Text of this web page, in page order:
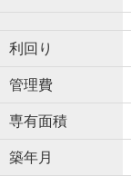
利回り
管理費
専有面積
築年月